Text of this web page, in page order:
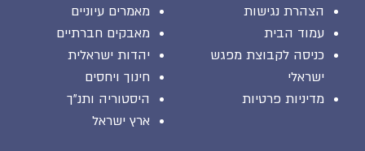
הצהרת נגישות
עמוד הבית
כניסה לקבוצת מפגש
ישראלי
מדיניות פרטיות
מאמרים עיוניים
מאבקים חברתיים
יהדות ישראלית
חינוך ויחסים
היסטוריה ותנ"ך
ארץ ישראל